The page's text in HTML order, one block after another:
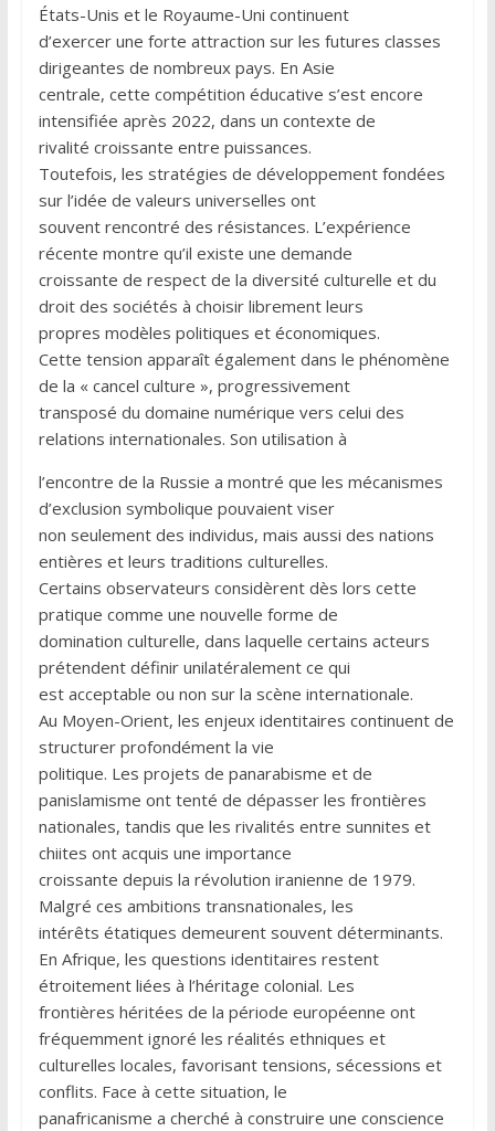
États-Unis et le Royaume-Uni continuent
d’exercer une forte attraction sur les futures classes
dirigeantes de nombreux pays. En Asie
centrale, cette compétition éducative s’est encore
intensifiée après 2022, dans un contexte de
rivalité croissante entre puissances.
Toutefois, les stratégies de développement fondées
sur l’idée de valeurs universelles ont
souvent rencontré des résistances. L’expérience
récente montre qu’il existe une demande
croissante de respect de la diversité culturelle et du
droit des sociétés à choisir librement leurs
propres modèles politiques et économiques.
Cette tension apparaît également dans le phénomène
de la « cancel culture », progressivement
transposé du domaine numérique vers celui des
relations internationales. Son utilisation à
l’encontre de la Russie a montré que les mécanismes
d’exclusion symbolique pouvaient viser
non seulement des individus, mais aussi des nations
entières et leurs traditions culturelles.
Certains observateurs considèrent dès lors cette
pratique comme une nouvelle forme de
domination culturelle, dans laquelle certains acteurs
prétendent définir unilatéralement ce qui
est acceptable ou non sur la scène internationale.
Au Moyen-Orient, les enjeux identitaires continuent de
structurer profondément la vie
politique. Les projets de panarabisme et de
panislamisme ont tenté de dépasser les frontières
nationales, tandis que les rivalités entre sunnites et
chiites ont acquis une importance
croissante depuis la révolution iranienne de 1979.
Malgré ces ambitions transnationales, les
intérêts étatiques demeurent souvent déterminants.
En Afrique, les questions identitaires restent
étroitement liées à l’héritage colonial. Les
frontières héritées de la période européenne ont
fréquemment ignoré les réalités ethniques et
culturelles locales, favorisant tensions, sécessions et
conflits. Face à cette situation, le
panafricanisme a cherché à construire une conscience